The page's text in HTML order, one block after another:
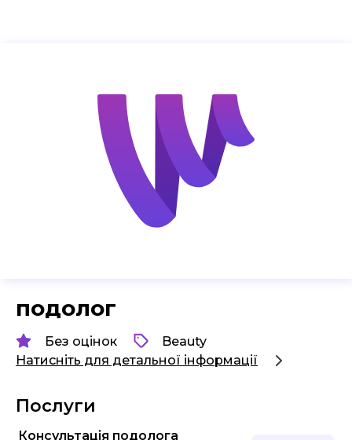
подолог
Без оцінок
Beauty
Натисніть для детальної інформації
Послуги
Консультація подолога